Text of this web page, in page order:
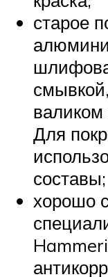
старое
валиком
Для
составы;
хорошо